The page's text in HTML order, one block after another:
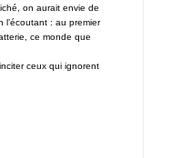
on aurait envie de
l’écoutant : au premier
ce monde que
ceux qui ignorent